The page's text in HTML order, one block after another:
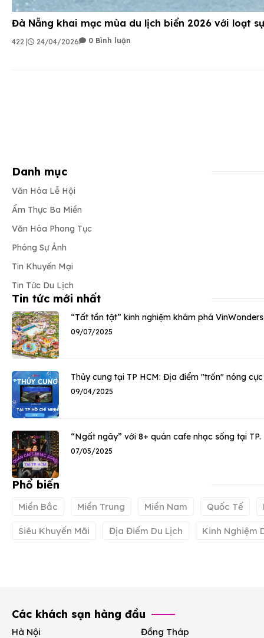
Đà Nẵng khai mạc mùa du lịch biển 2026 với loạt
422 | 24/04/2026 0 Bình luận
Danh mục
Văn Hóa Lễ Hội
Ẩm Thực Ba Miền
Văn Hóa Phong Tục
Phóng Sự Ảnh
Tin Khuyến Mại
Tin Tức Du Lịch
Tin tức mới nhất
“Tất tần tật” kinh nghiệm khám phá
09/07/2025
Thủy cung tại TP HCM: Địa điểm "trốn" nóng
09/04/2025
“Ngất ngây” với 8+ quán cafe nhạc sống tại TP.
07/05/2025
Phổ biến
Miền Bắc Miền Trung Miền Nam Quốc Tế
Siêu Khuyến Mãi Địa Điểm Du Lịch Kinh Nghiệm
Các khách sạn hàng đầu
Hà Nội
Đồng Tháp